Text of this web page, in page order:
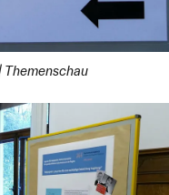
Themenschau